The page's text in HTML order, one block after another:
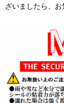
ざいましたら、お